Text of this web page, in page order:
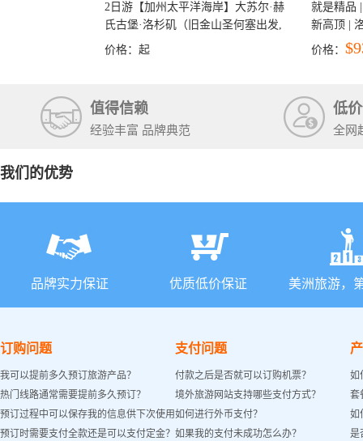
2日游【加州太平洋海岸】大苏尔·赫
氏古堡·洛杉矶（旧金山圣何塞出发,
洛杉矶结束）
价格： 起
就是精品
新高顶 |
彩穴+马
价格：
值得信赖
经验丰富 品牌典范
低
全网
我们的优势
品牌实力保证 优质低价保证 美洲旅游，
订购问题
我可以提前多久预订旅游产品？
热门线路通常需要提前多久预订？
预订过程中可以保存我的信息供下次使用
吗？
预订时需要支付全款还是可以支付定金？
支付问题
付款之后是否就可以订购机票？
境外旅游网站支持哪些支付方式？
如何进行外币支付？
如果我的支付未成功怎么办？
如
套
如
是